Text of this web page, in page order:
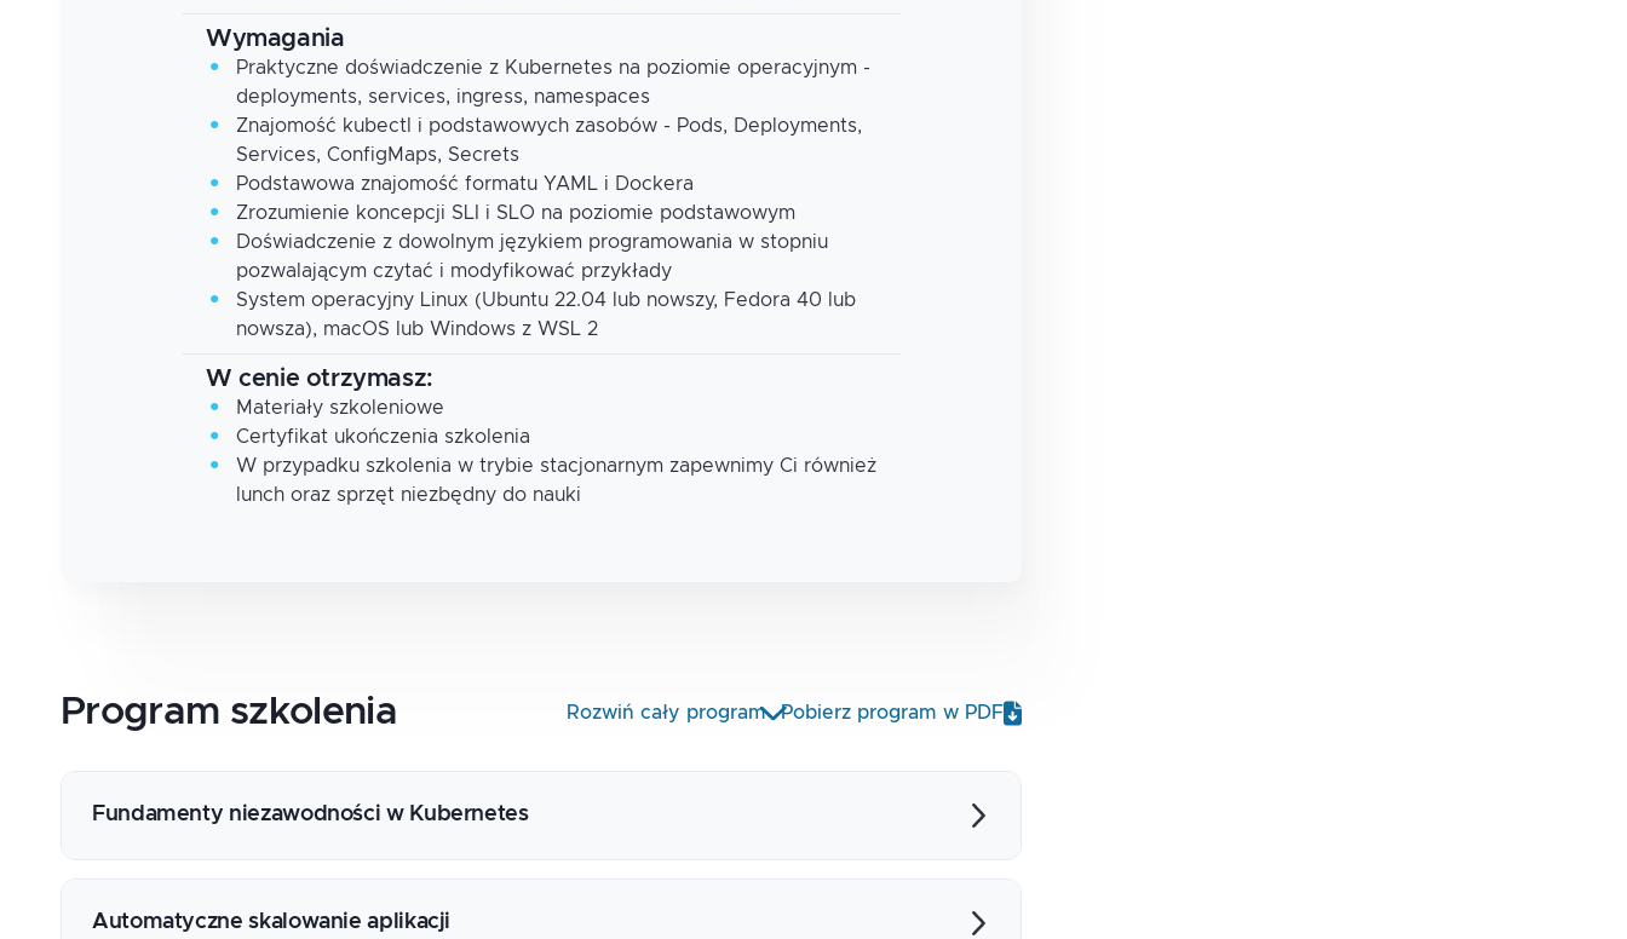
Wymagania
Praktyczne doświadczenie z Kubernetes na poziomie operacyjnym -
deployments, services, ingress, namespaces
Znajomość kubectl i podstawowych zasobów - Pods, Deployments,
Services, ConfigMaps, Secrets
Podstawowa znajomość formatu YAML i Dockera
Zrozumienie koncepcji SLI i SLO na poziomie podstawowym
Doświadczenie z dowolnym językiem programowania w stopniu
pozwalającym czytać i modyfikować przykłady
System operacyjny Linux (Ubuntu 22.04 lub nowszy, Fedora 40 lub
nowsza), macOS lub Windows z WSL 2
W cenie otrzymasz:
Materiały szkoleniowe
Certyfikat ukończenia szkolenia
W przypadku szkolenia w trybie stacjonarnym zapewnimy Ci również
lunch oraz sprzęt niezbędny do nauki
Program szkolenia Rozwiń cały program Pobierz program w PDF
Fundamenty niezawodności w Kubernetes
Readiness probe, kiedy Pod jest gotowy na ruch, wpływ na rolling update i równoważenie
Automatyczne skalowanie aplikacji